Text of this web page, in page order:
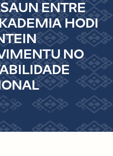
ENTRE
HODI
NO
notícias
DE RECURSO PARTISIPA…